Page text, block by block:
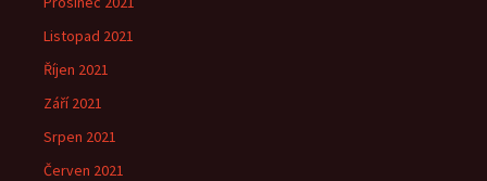
Listopad 2021
Říjen 2021
Září 2021
Srpen 2021
Červen 2021